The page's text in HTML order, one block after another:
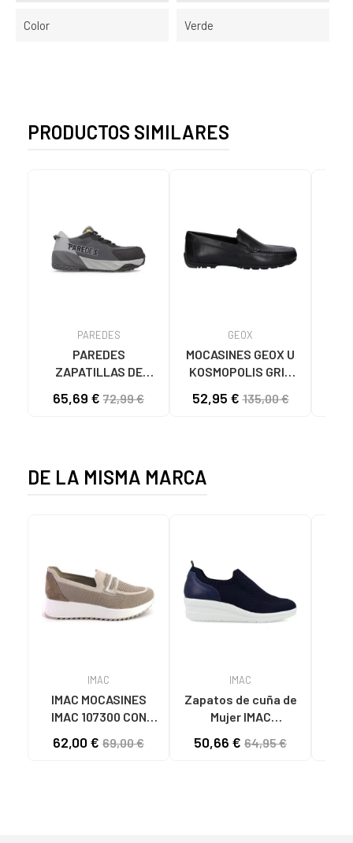
Color Verde
PRODUCTOS SIMILARES
PAREDES
PAREDES
ZAPATILLAS DE
GRIS GRIS
65,69 € 72,99 €
GEOX
MOCASINES GEOX U
KOSMOPOLIS GRIP
C9999 BLACK
52,95 €135,00 €
DE LA MISMA MARCA
IMAC
IMAC MOCASINES
IMAC 107300 CON
62,00 € 69,00 €
IMAC
Zapatos de cuña de
Mujer IMAC
CASUAL 02751-009
50,66 € 64,95 €